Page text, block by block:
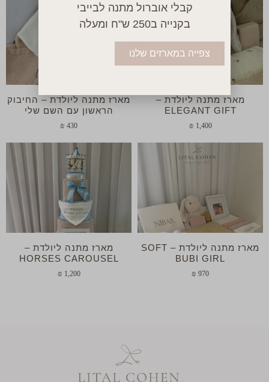
מארז מתנה ליולדת –
ELEGANT GIFT
₪ 1,400
מארז מתנה ליולדת – החיבוק
הראשון עם השם שלי
₪ 430
מארז מתנה ליולדת – SOFT
BUBI GIRL
₪ 970
מארז מתנה ליולדת –
HORSES CAROUSEL
₪ 1,200
קבלי אוברול מתנה לבייבי
בקנייה ב250 ש"ח ומעלה
צפייה במארזים שלנו